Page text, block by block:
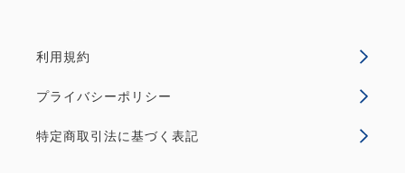
利用規約
プライバシーポリシー
特定商取引法に基づく表記